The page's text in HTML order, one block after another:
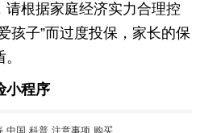
根据家庭经济实力合理控
孩子”而过度投保，家长的保
小程序
中国 科普 注意事项 购买